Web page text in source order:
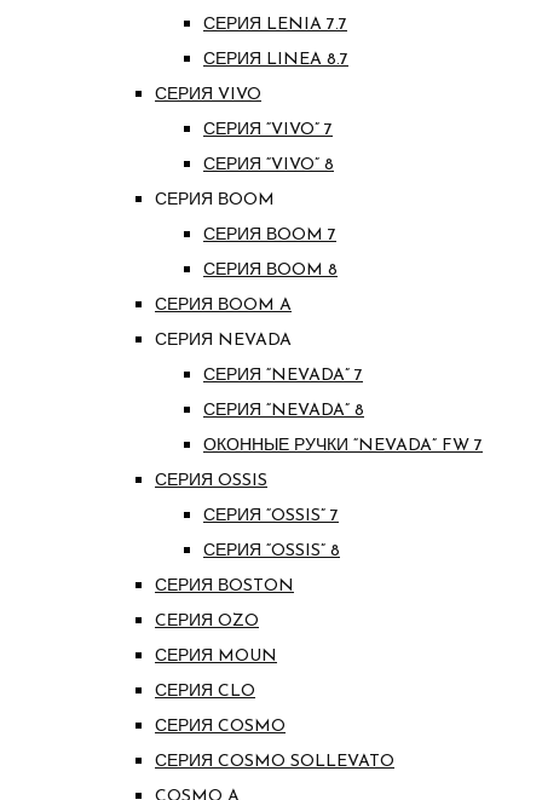
СЕРИЯ LENIA 7.7
СЕРИЯ LINEA 8.7
СЕРИЯ VIVO
СЕРИЯ “VIVO” 7
СЕРИЯ “VIVO” 8
СЕРИЯ ВOOM
СЕРИЯ ВOOM 7
СЕРИЯ ВOOM 8
СЕРИЯ ВOOM A
СЕРИЯ NEVADA
СЕРИЯ “NEVADA” 7
СЕРИЯ “NEVADA” 8
ОКОННЫЕ РУЧКИ “NEVADA” FW 7
СЕРИЯ OSSIS
СЕРИЯ “OSSIS” 7
СЕРИЯ “OSSIS” 8
СЕРИЯ ВOSTON
CЕРИЯ OZO
СЕРИЯ MOUN
СЕРИЯ CLO
СЕРИЯ COSMO
СЕРИЯ COSMO SOLLEVATO